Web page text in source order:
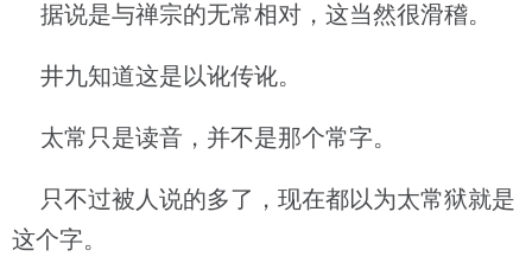
据说是与禅宗的无常相对，这当然很滑稽。
井九知道这是以讹传讹。
太常只是读音，并不是那个常字。
只不过被人说的多了，现在都以为太常狱就是
这个字。